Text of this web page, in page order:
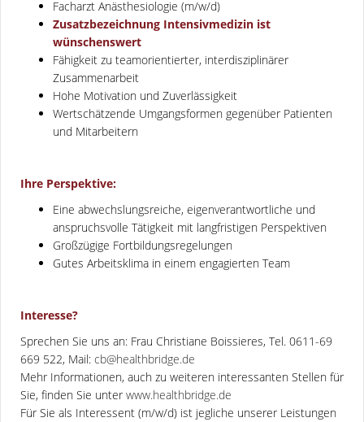
Facharzt Anästhesiologie (m/w/d)
Zusatzbezeichnung Intensivmedizin ist
wünschenswert
Fähigkeit zu teamorientierter, interdisziplinärer
Zusammenarbeit
Hohe Motivation und Zuverlässigkeit
Wertschätzende Umgangsformen gegenüber Patienten
und Mitarbeitern
Ihre Perspektive:
Eine abwechslungsreiche, eigenverantwortliche und
anspruchsvolle Tätigkeit mit langfristigen Perspektiven
Großzügige Fortbildungsregelungen
Gutes Arbeitsklima in einem engagierten Team
Interesse?
Sprechen Sie uns an: Frau Christiane Boissieres, Tel. 0611-69
669 522, Mail: cb@healthbridge.de
Mehr Informationen, auch zu weiteren interessanten Stellen für
Sie, finden Sie unter www.healthbridge.de
Für Sie als Interessent (m/w/d) ist jegliche unserer Leistungen